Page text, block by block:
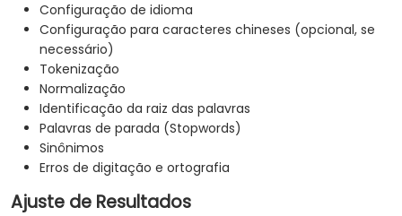
Configuração de idioma
Configuração para caracteres chineses (opcional, se
necessário)
Tokenização
Normalização
Identificação da raiz das palavras
Palavras de parada (Stopwords)
Sinônimos
Erros de digitação e ortografia
Ajuste de Resultados